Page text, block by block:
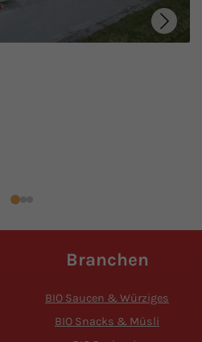
Branchen
BIO Saucen & Würziges
BIO Snacks & Müsli